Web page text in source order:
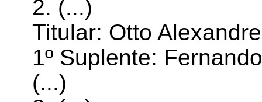
2. (...)
Titular: Otto
1º Suplente:
(...)